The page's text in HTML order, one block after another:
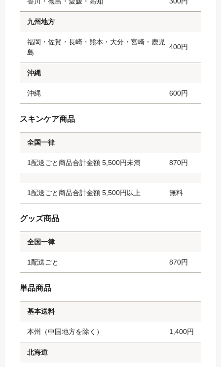
九州地方
福岡・佐賀・長崎・熊本・大分・宮崎・鹿児
島
400円
沖縄
沖縄 600円
スキンケア商品
全国一律
1配送ごと商品合計金額 5,500円未満 870円
1配送ごと商品合計金額 5,500円以上 無料
グッズ商品
全国一律
1配送ごと 870円
単品商品
基本送料
本州（中国地方を除く） 1,400円
北海道